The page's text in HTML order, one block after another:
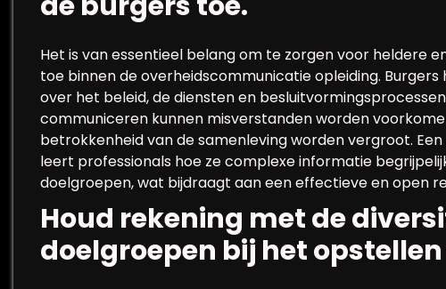
Het is van essentieel belang om te zorgen voor heldere
toe binnen de overheidscommunicatie opleiding.
over het beleid, de diensten en
communiceren kunnen misverstanden worden
betrokkenheid van de samenleving worden vergroot.
leert professionals hoe ze complexe informatie
doelgroepen, wat bijdraagt aan een effectieve en open
Houd rekening met de
doelgroepen bij het